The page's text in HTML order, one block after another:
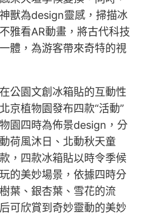
獸為design靈感，掃描冰
雅看AR動畫，將古代科技
體，為游客帶來奇特的視
公園文創冰箱貼的互動性
京植物園發布四款“活動”
園四時為佈景design，分
荷風沐日、北動秋天童
，四款冰箱貼以時令季候
的美妙場景，依據四時分
葉、銀杏葉、雪花的流
可欣賞到奇妙靈動的美妙